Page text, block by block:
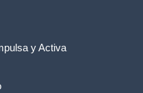
y Activa